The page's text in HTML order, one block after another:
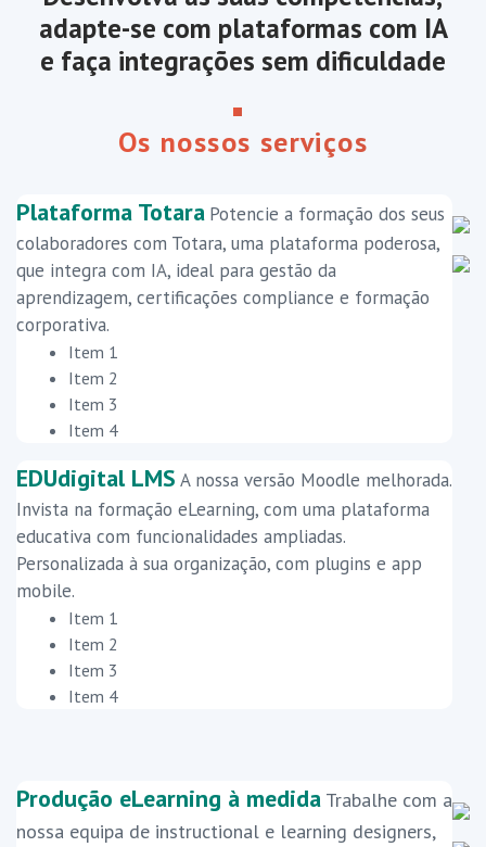
adapte-se com plataformas com IA
e faça integrações sem dificuldade
Os nossos serviços
Plataforma Totara Potencie a formação dos seus
colaboradores com Totara, uma plataforma poderosa,
que integra com IA, ideal para gestão da
aprendizagem, certificações compliance e formação
corporativa.
Item 1
Item 2
Item 3
Item 4
EDUdigital LMS A nossa versão Moodle melhorada.
Invista na formação eLearning, com uma plataforma
educativa com funcionalidades ampliadas.
Personalizada à sua organização, com plugins e app
mobile.
Item 1
Item 2
Item 3
Item 4
Produção eLearning à medida Trabalhe com a
nossa equipa de instructional e learning designers,